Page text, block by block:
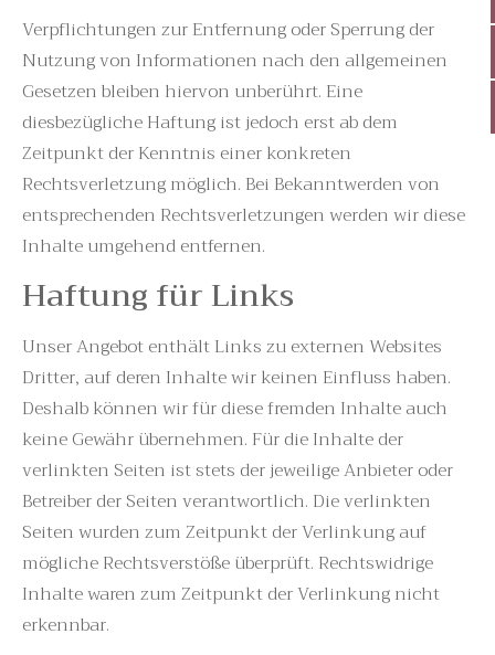
Verpflichtungen zur Entfernung oder Sperrung der
Nutzung von Informationen nach den allgemeinen
Gesetzen bleiben hiervon unberührt. Eine
diesbezügliche Haftung ist jedoch erst ab dem
Zeitpunkt der Kenntnis einer konkreten
Rechtsverletzung möglich. Bei Bekanntwerden von
entsprechenden Rechtsverletzungen werden wir diese
Inhalte umgehend entfernen.
Haftung für Links
Unser Angebot enthält Links zu externen Websites
Dritter, auf deren Inhalte wir keinen Einfluss haben.
Deshalb können wir für diese fremden Inhalte auch
keine Gewähr übernehmen. Für die Inhalte der
verlinkten Seiten ist stets der jeweilige Anbieter oder
Betreiber der Seiten verantwortlich. Die verlinkten
Seiten wurden zum Zeitpunkt der Verlinkung auf
mögliche Rechtsverstöße überprüft. Rechtswidrige
Inhalte waren zum Zeitpunkt der Verlinkung nicht
erkennbar.